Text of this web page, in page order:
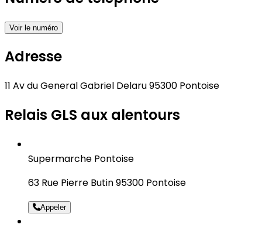
Voir le numéro
Adresse
11 Av du General Gabriel Delaru 95300 Pontoise
Relais GLS aux alentours
Supermarche Pontoise
63 Rue Pierre Butin 95300 Pontoise
Appeler